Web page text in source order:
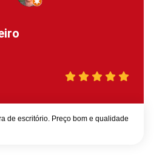
de escritório. Preço bom e qualidade